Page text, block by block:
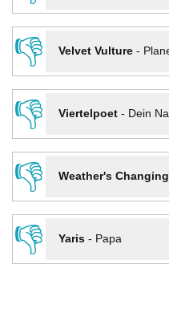
👎
Velvet Vulture-
👎
Viertelpoet- Dein
👎
Weather's Changing
👎
Yaris- Papa